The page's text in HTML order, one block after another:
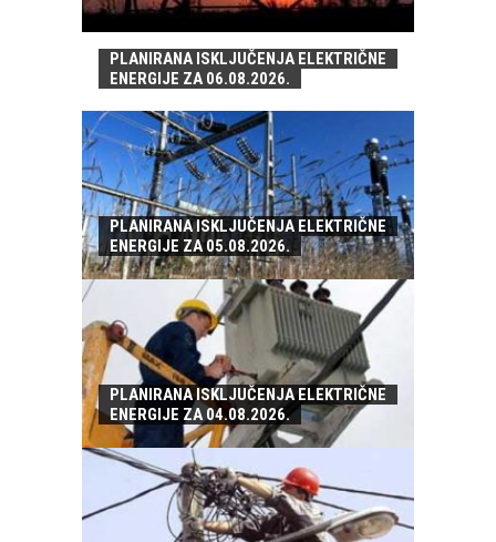
PLANIRANA ISKLJUČENJA ELEKTRIČNE
ENERGIJE ZA 06.08.2026.
PLANIRANA ISKLJUČENJA ELEKTRIČNE
ENERGIJE ZA 05.08.2026.
PLANIRANA ISKLJUČENJA ELEKTRIČNE
ENERGIJE ZA 04.08.2026.